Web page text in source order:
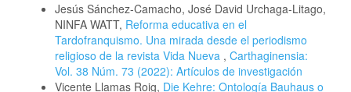
Jesús Sánchez-Camacho, José David Urchaga-Litago,
NINFA WATT, Reforma educativa en el
Tardofranquismo. Una mirada desde el periodismo
religioso de la revista Vida Nueva , Carthaginensia:
Vol. 38 Núm. 73 (2022): Artículos de investigación
Vicente Llamas Roig, Die Kehre: Ontología Bauhaus o